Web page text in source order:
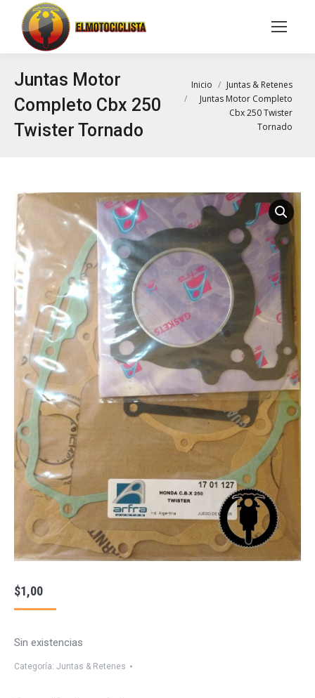
Buscar:
Juntas Motor
Completo Cbx 250
Twister Tornado
Estás aquí:
Inicio
Juntas & Retenes
Juntas Motor Completo
Cbx 250 Twister
Tornado
$1,00
Sin existencias
Categoría: Juntas & Retenes